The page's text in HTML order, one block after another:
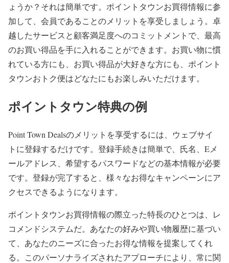
ょうか？それは簡単です。ポイントタウンお買得情報に参
加して、会員であることのメリットを享受しましょう。卓
越したサービスと顧客満足度へのコミットメントで、最高
のお買い得品を手に入れることができます。お買い物に慣
れている方にも、お買い得品が大好きな方にも、ポイント
タウンおトク便はどなたにもお楽しみいただけます。
ポイントタウン特典の例
Point Town Dealsのメリットを享受するには、ウェブサイ
トに登録するだけです。登録手続きは簡単で、氏名、Eメ
ールアドレス、希望するパスワードなどの基本情報が必要
です。登録が完了すると、様々なお得なキャンペーンにア
クセスできるようになります。
ポイントタウンお買得情報の際立った特長のひとつは、レ
コメンドシステムだ。あなたの好みや買い物履歴に基づい
て、あなたのニーズに合ったお得な情報を提案してくれ
る。このパーソナライズされたアプローチにより、常に関